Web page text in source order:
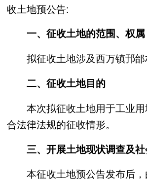
收土地预公告:
一、征收土地的范围、权属
拟征收土地涉及西万镇邘邰
二、征收土地目的
本次拟征收土地用于工业用
合法律法规的征收情形。
三、开展土地现状调查及社
本征收土地预公告发布后，